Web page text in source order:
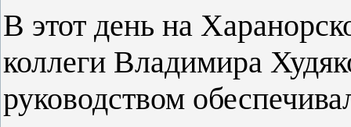
В этот день на
коллеги Владимира
руководством